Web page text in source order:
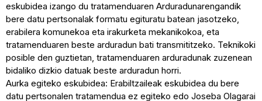
eskubidea izango du tratamenduaren Arduradunarengandik
bere datu pertsonalak formatu egituratu batean jasotzeko,
erabilera komunekoa eta irakurketa mekanikokoa, eta
tratamenduaren beste arduradun bati transmititzeko. Teknikoki
posible den guztietan, tratamenduaren arduradunak zuzenean
bidaliko dizkio datuak beste arduradun horri.
Aurka egiteko eskubidea: Erabiltzaileak eskubidea du bere
datu pertsonalen tratamendua ez egiteko edo Joseba Olagarai